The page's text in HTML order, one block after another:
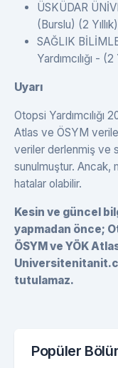
ÜSKÜDAR
(Burslu) (2
SAĞLIK
Yardımcılığı -
Uyarı
Otopsi Yardımcılığı
Atlas ve ÖSYM
veriler derlenmiş ve
sunulmuştur. Ancak,
hatalar olabilir.
Kesin ve güncel
yapmadan önce;
ÖSYM ve YÖK
tutulamaz.
Popüler